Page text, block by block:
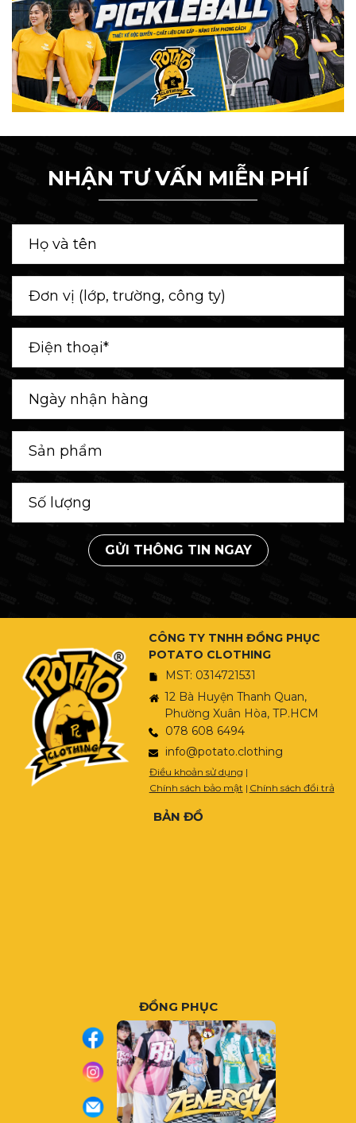
NHẬN TƯ VẤN MIỄN PHÍ
GỬI THÔNG TIN NGAY
CÔNG TY TNHH ĐỒNG PHỤC
POTATO CLOTHING
MST: 0314721531
12 Bà Huyện Thanh Quan,
Phường Xuân Hòa, TP.HCM
078 608 6494
info@potato.clothing
Điều khoản sử dụng |
Chính sách bảo mật | Chính sách đổi trả
BẢN ĐỒ
ĐỒNG PHỤC